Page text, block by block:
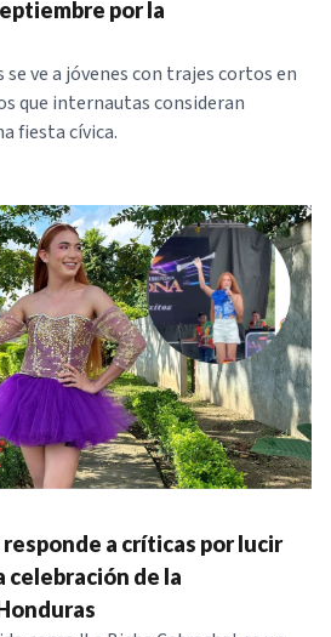
por la
ve a jóvenes con trajes cortos en
que internautas consideran
fiesta cívica.
a críticas por lucir
celebración de la